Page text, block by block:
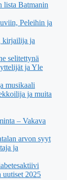
lista Batmanin
Peleihin ja
kirjailija ja
selitettynä
ja Yle
musikaali
ja muita
– Vakava
arvon syyt
ja
uutiset 2025